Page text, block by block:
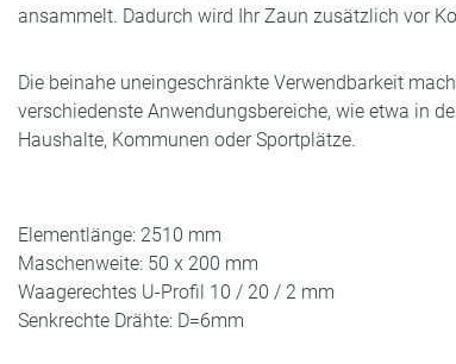
ansammelt. Dadurch wird Ihr Zaun zusätzlich vor
Die beinahe uneingeschränkte Verwendbarkeit
verschiedenste Anwendungsbereiche, wie etwa in
Haushalte, Kommunen oder Sportplätze.
Elementlänge: 2510 mm
Maschenweite: 50 x 200 mm
Waagerechtes U-Profil 10 / 20 / 2 mm
Senkrechte Drähte: D=6mm